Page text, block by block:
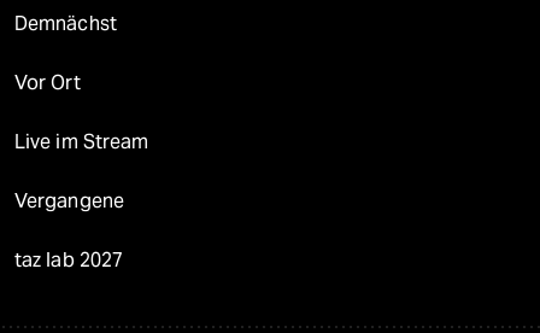
Demnächst
Vor Ort
Live im Stream
Vergangene
taz lab 2027